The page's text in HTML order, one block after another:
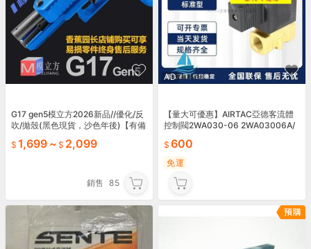
G17 gen5模立方2026新品//優化/反
吹/拋殼(黑色現貨，沙色年後)【有備
1,699 ~ 2,099
銷售 85
AD
【量大可優惠】AIRTAC亞德客流體
控制閥2WA030-06 2WA03006A/
600
免運